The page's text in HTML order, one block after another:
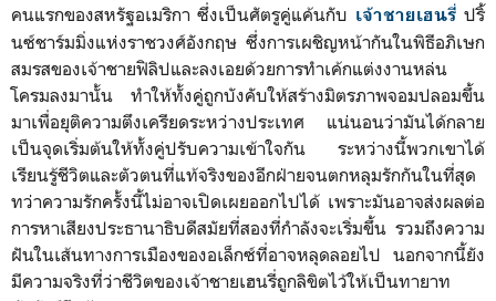
คนแรกของสหรัฐอเมริกา ซึ่งเป็นศัตรูคู่แค้นกับ เจ้าชายเฮนรี่ ปริ้
นซ์ชาร์มมิ่งแห่งราชวงศ์อังกฤษ ซึ่งการเผชิญหน้ากันในพิธีอภิเษก
สมรสของเจ้าชายฟิลิปและลงเอยด้วยการทำเค้กแต่งงานหล่น
โครมลงมานั้น ทำให้ทั้งคู่ถูกบังคับให้สร้างมิตรภาพจอมปลอมขึ้น
มาเพื่อยุติความตึงเครียดระหว่างประเทศ แน่นอนว่ามันได้กลาย
เป็นจุดเริ่มต้นให้ทั้งคู่ปรับความเข้าใจกัน ระหว่างนี้พวกเขาได้
เรียนรู้ชีวิตและตัวตนที่แท้จริงของอีกฝ่ายจนตกหลุมรักกันในที่สุด
ทว่าความรักครั้งนี้ไม่อาจเปิดเผยออกไปได้ เพราะมันอาจส่งผลต่อ
การหาเสียงประธานาธิบดีสมัยที่สองที่กำลังจะเริ่มขึ้น รวมถึงความ
ฝันในเส้นทางการเมืองของอเล็กซ์ที่อาจหลุดลอยไป นอกจากนี้ยัง
มีความจริงที่ว่าชีวิตของเจ้าชายเฮนรี่ถูกลิขิตไว้ให้เป็นทายาท